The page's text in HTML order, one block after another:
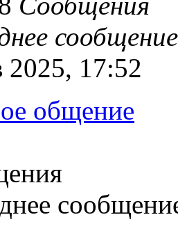
сообщение
2025, 17:52
общение